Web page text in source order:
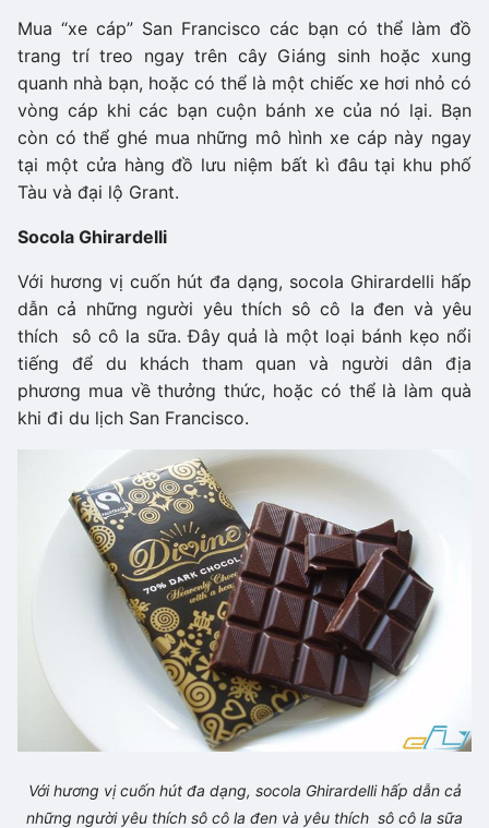
Mua “xe cáp” San Francisco các bạn có thể làm đồ
trang trí treo ngay trên cây Giáng sinh hoặc xung
quanh nhà bạn, hoặc có thể là một chiếc xe hơi nhỏ có
vòng cáp khi các bạn cuộn bánh xe của nó lại. Bạn
còn có thể ghé mua những mô hình xe cáp này ngay
tại một cửa hàng đồ lưu niệm bất kì đâu tại khu phố
Tàu và đại lộ Grant.
Socola Ghirardelli
Với hương vị cuốn hút đa dạng, socola Ghirardelli hấp
dẫn cả những người yêu thích sô cô la đen và yêu
thích sô cô la sữa. Đây quả là một loại bánh kẹo nổi
tiếng để du khách tham quan và người dân địa
phương mua về thưởng thức, hoặc có thể là làm quà
khi đi du lịch San Francisco.
Với hương vị cuốn hút đa dạng, socola Ghirardelli hấp dẫn cả
những người yêu thích sô cô la đen và yêu thích sô cô la sữa